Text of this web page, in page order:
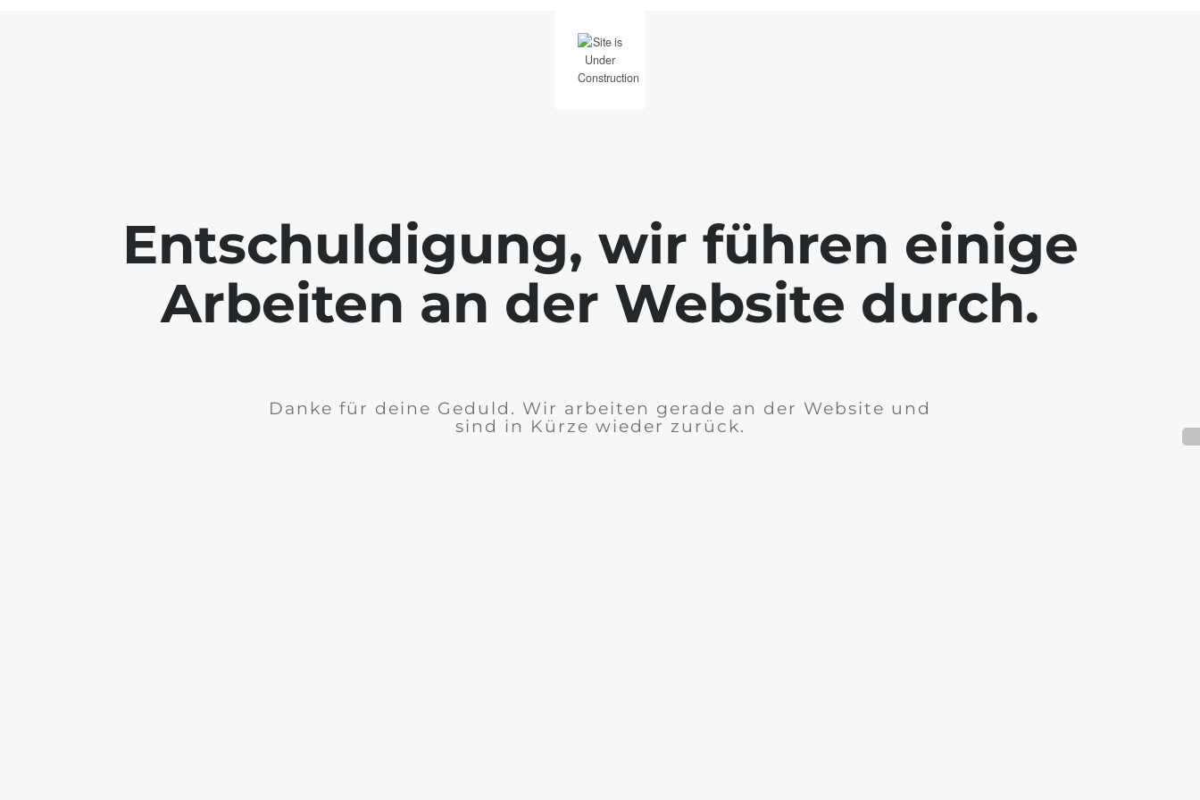
Entschuldigung, wir führen einige
Arbeiten an der Website durch.
Danke für deine Geduld. Wir arbeiten gerade an der Website und
sind in Kürze wieder zurück.